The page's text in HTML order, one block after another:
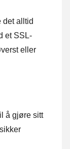
det alltid
et SSL-
eller
å gjøre sitt